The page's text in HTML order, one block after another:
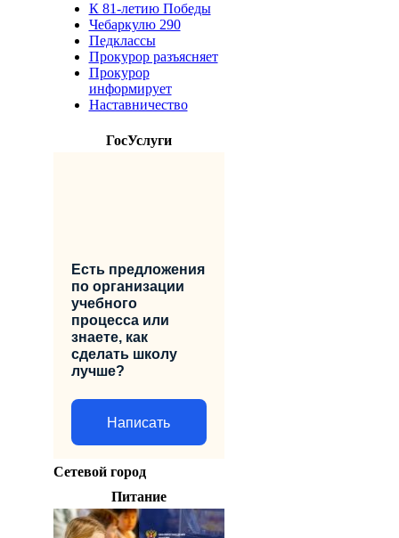
К 81-летию Победы
Чебаркулю 290
Педклассы
Прокурор разъясняет
Прокурор
информирует
Наставничество
ГосУслуги
Есть предложения
по организации
учебного
процесса или
знаете, как
сделать школу
лучше?
Написать
Сетевой город
Питание